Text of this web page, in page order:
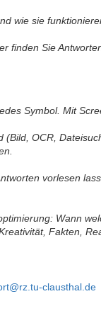
wie sie
finden Sie
Symbol. Mit
OCR,
vorlesen
Wann
Fakten,
clausthal.de